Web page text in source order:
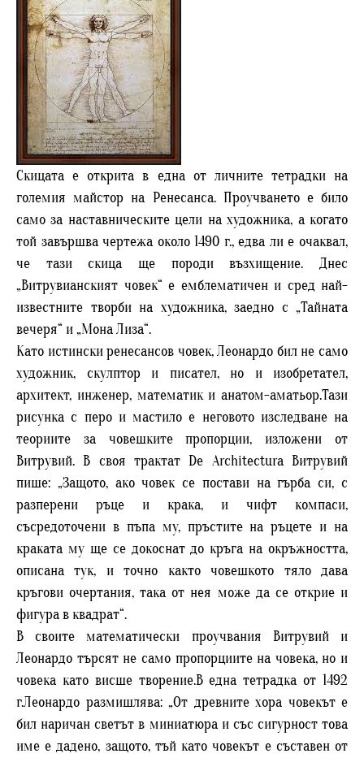
Скицата е открита в една от личните тетрадки на
големия майстор на Ренесанса. Проучването е било
само за наставническите цели на художника, а когато
той завършва чертежа около 1490 г., едва ли е очаквал,
че тази скица ще породи възхищение. Днес
„Витрувианският човек“ е емблематичен и сред най-
известните творби на художника, заедно с „Тайната
вечеря“ и „Мона Лиза“.
Като истински ренесансов човек, Леонардо бил не само
художник, скулптор и писател, но и изобретател,
архитект, инженер, математик и анатом-аматьор.Тази
рисунка с перо и мастило е неговото изследване на
теориите за човешките пропорции, изложени от
Витрувий. В своя трактат De Architectura Витрувий
пише: „Защото, ако човек се постави на гърба си, с
разперени ръце и крака, и чифт компаси,
съсредоточени в пъпа му, пръстите на ръцете и на
краката му ще се докоснат до кръга на окръжността,
описана тук, и точно както човешкото тяло дава
кръгови очертания, така от нея може да се открие и
фигура в квадрат“.
В своите математически проучвания Витрувий и
Леонардо търсят не само пропорциите на човека, но и
човека като висше творение.В една тетрадка от 1492
г.Леонардо размишлява: „От древните хора човекът е
бил наричан светът в миниатюра и със сигурност това
име е дадено, защото, тъй като човекът е съставен от